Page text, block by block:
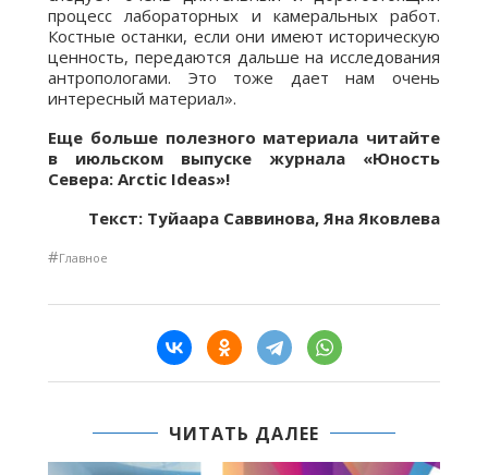
процесс лабораторных и камеральных работ.
Костные останки, если они имеют историческую
ценность, передаются дальше на исследования
антропологами. Это тоже дает нам очень
интересный материал».
Еще больше полезного материала читайте
в июльском выпуске журнала «Юность
Севера: Arctic Ideas»!
Текст: Туйаара Саввинова, Яна Яковлева
#Главное
ЧИТАТЬ ДАЛЕЕ